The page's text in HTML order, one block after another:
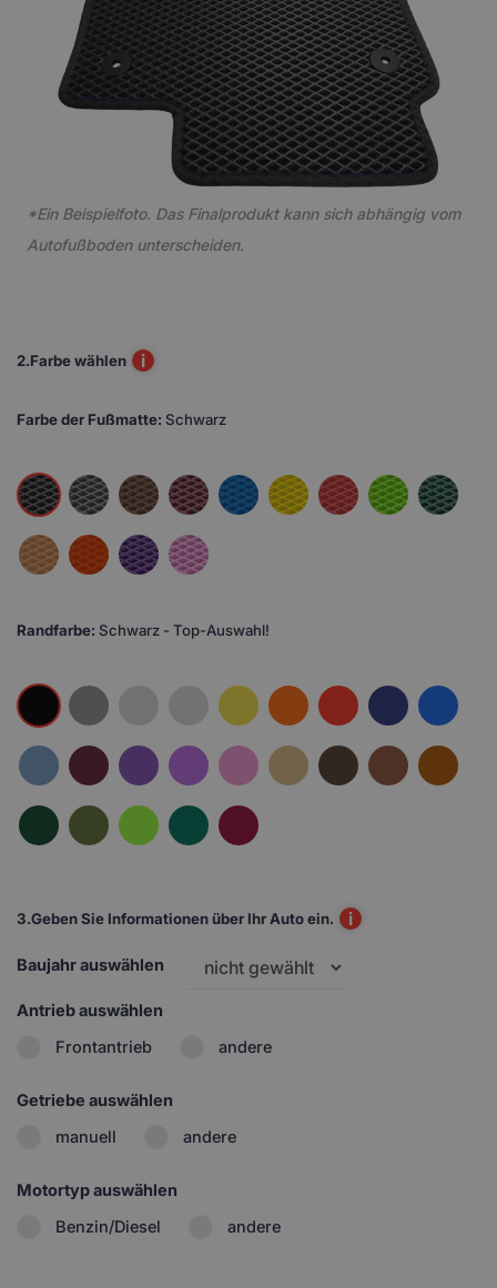
*Ein Beispielfoto. Das Finalprodukt kann sich abhängig vom
Autofußboden unterscheiden.
2.Farbe wählen i
Farbe der Fußmatte: Schwarz
Randfarbe: Schwarz - Top-Auswahl!
3.Geben Sie Informationen über Ihr Auto ein. i
Baujahr auswählen
Antrieb auswählen
Frontantrieb
andere
Getriebe auswählen
manuell
andere
Motortyp auswählen
Benzin/Diesel
andere